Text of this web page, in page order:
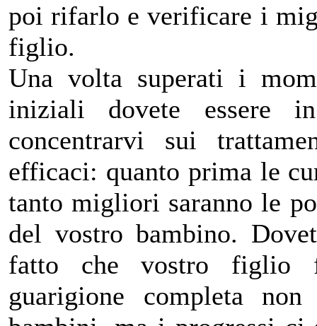
poi rifarlo e verificare i
figlio.
Una volta superati i
iniziali dovete essere
concentrarvi sui
efficaci: quanto prima le
tanto migliori saranno le
del vostro bambino.
fatto che vostro figlio
guarigione completa